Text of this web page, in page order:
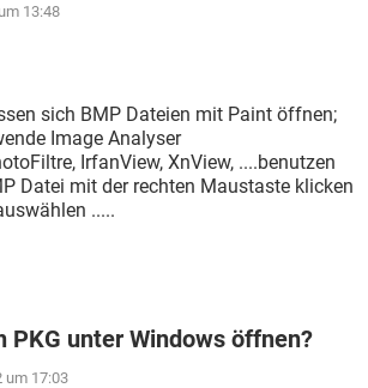
13:48
sich BMP Dateien mit Paint öffnen;
Image Analyser
IrfanView, XnView, ....benutzen
Datei mit der rechten Maustaste klicken
.....
PKG unter Windows öffnen?
um 17:03